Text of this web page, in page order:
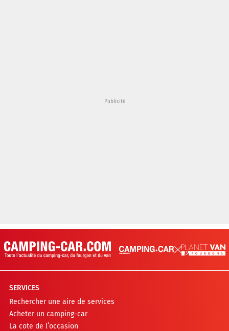
SERVICES
Rechercher une aire de services
Acheter un camping-car
La cote de l’occasion